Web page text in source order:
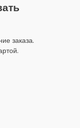
заказа.